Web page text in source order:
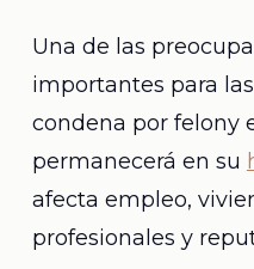
Una de las
importantes para
condena por felony
permanecerá en su
afecta empleo,
profesionales y